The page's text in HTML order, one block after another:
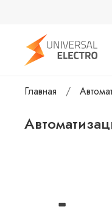
Главная